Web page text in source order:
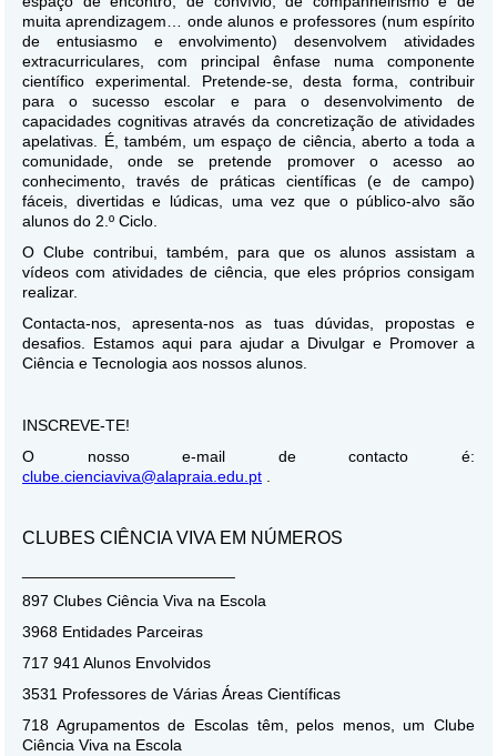
muita aprendizagem… onde alunos e professores (num espírito
de entusiasmo e envolvimento) desenvolvem atividades
extracurriculares, com principal ênfase numa componente
científico experimental. Pretende-se, desta forma, contribuir
para o sucesso escolar e para o desenvolvimento de
capacidades cognitivas através da concretização de atividades
apelativas. É, também, um espaço de ciência, aberto a toda a
comunidade, onde se pretende promover o acesso ao
conhecimento, través de práticas científicas (e de campo)
fáceis, divertidas e lúdicas, uma vez que o público-alvo são
alunos do 2.º Ciclo.
O Clube contribui, também, para que os alunos assistam a
vídeos com atividades de ciência, que eles próprios consigam
realizar.
Contacta-nos, apresenta-nos as tuas dúvidas, propostas e
desafios. Estamos aqui para ajudar a Divulgar e Promover a
Ciência e Tecnologia aos nossos alunos.
INSCREVE-TE!
O nosso e-mail de contacto é:
clube.cienciaviva@alapraia.edu.pt
CLUBES CIÊNCIA VIVA EM NÚMEROS
897 Clubes Ciência Viva na Escola
3968 Entidades Parceiras
717 941 Alunos Envolvidos
3531 Professores de Várias Áreas Científicas
718 Agrupamentos de Escolas têm, pelos menos, um Clube
Ciência Viva na Escola